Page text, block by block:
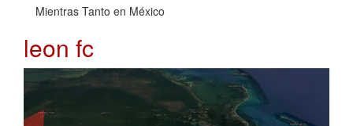
Mientras Tanto en México
leon fc